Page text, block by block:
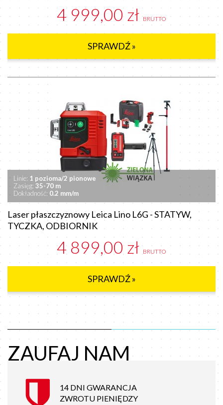
4 999,00 zł BRUTTO
SPRAWDŹ »
Linie: 1 pozioma/2 pionowe
Zasięg: 35-70 m
Dokładność: 0.2 mm/m
Laser płaszczyznowy Leica Lino L6G - STATYW,
TYCZKA, ODBIORNIK
4 899,00 zł BRUTTO
SPRAWDŹ »
ZAUFAJ NAM
14 DNI GWARANCJA
ZWROTU PIENIĘDZY